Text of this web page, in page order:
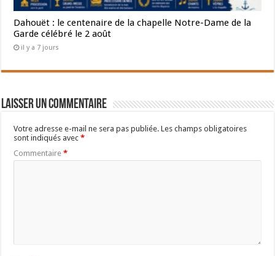
Dahouët : le centenaire de la chapelle Notre-Dame de la
Garde célébré le 2 août
il y a 7 jours
Laisser un commentaire
Votre adresse e-mail ne sera pas publiée. Les champs obligatoires
sont indiqués avec*
Commentaire*